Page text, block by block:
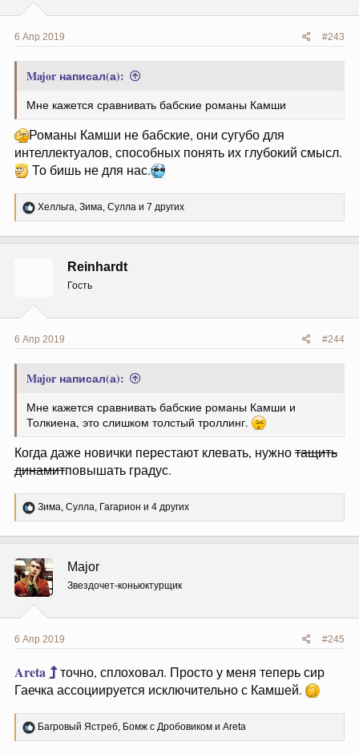
6 Апр 2019 #243
Major написал(а):
Мне кажется сравнивать бабские романы Камши
Романы Камши не бабские, они сугубо для
интеллектуалов, способных понять их глубокий смысл.
То бишь не для нас.
Р
е
Хелльга, Зима, Сулла и 7 других
Reinhardt
Гость
6 Апр 2019 #244
Major написал(а):
Мне кажется сравнивать бабские романы Камши и
Толкиена, это слишком толстый троллинг.
Когда даже новички перестают клевать, нужнотащить
динамитповышать градус.
Р
е
ц
и
и
:
Зима, Сулла, Гагарион и 4 других
Major
Звездочет-коньюктурщик
6 Апр 2019 #245
Areta
точно, сплоховал. Просто у меня теперь сир
Гаечка ассоциируется исключительно с Камшей.
Р
е
Багровый Ястреб, Бомж с Дробовиком и Areta